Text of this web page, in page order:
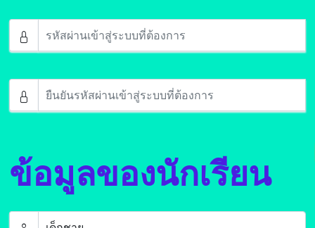
ข้อมูลของนักเรียน